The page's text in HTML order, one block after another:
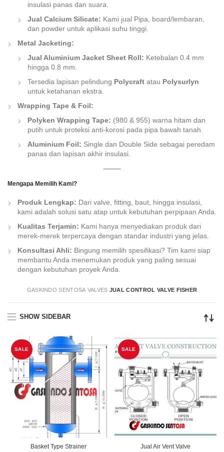
insulasi panas dan suara.
Jual Calcium Silicate: Kami jual Pipa, board/lembaran,
dan powder untuk aplikasi suhu tinggi.
Metal Jacketing:
Jual Aluminium Jacket Sheet Roll: Ketebalan 0.4 mm
hingga 0.8 mm.
Tersedia lapisan pelindung Polycraft atau Polysurlyn
untuk ketahanan ekstra.
Wrapping Tape & Foil:
Polyken Wrapping Tape: (980 & 955) warna hitam dan
putih untuk proteksi anti-korosi pada pipa bawah tanah.
Aluminium Foil: Single dan Double Side sebagai peredam
panas dan lapisan akhir insulasi.
Mengapa Memilih Kami?
Produk Lengkap: Dari valve, fitting, baut, hingga insulasi,
kami adalah solusi satu atap untuk kebutuhan perpipaan Anda.
Kualitas Terjamin: Kami hanya menyediakan produk dari
merek-merek terpercaya dengan standar industri yang jelas.
Konsultasi Ahli: Bingung memilih spesifikasi? Tim kami siap
membantu Anda menemukan produk yang paling sesuai
dengan kebutuhan proyek Anda.
GASKINDO SENTOSA VALVES JUAL CONTROL VALVE FISHER
SHOW SIDEBAR
SALE
Basket Type Strainer
SALE
Jual Air Vent Valve